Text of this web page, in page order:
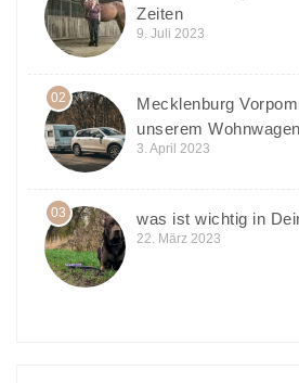
Zeiten
9. Juli 2023
02
Mecklenburg
unserem Wohnwagen
3. April 2023
03 was ist wichtig in
22. März 2023